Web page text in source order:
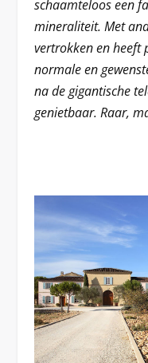
schaamteloos een
mineraliteit. Met
vertrokken en heeft
normale en
na de gigantische
genietbaar. Raar,